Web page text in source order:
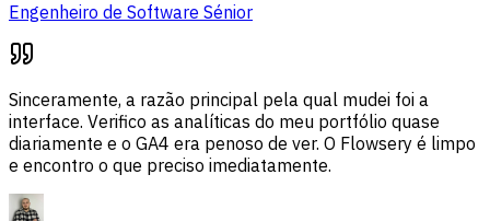
Engenheiro de Software Sénior
Sinceramente, a razão principal pela qual mudei foi a
interface. Verifico as analíticas do meu portfólio quase
diariamente e o GA4 era penoso de ver. O Flowsery é limpo
e encontro o que preciso imediatamente.